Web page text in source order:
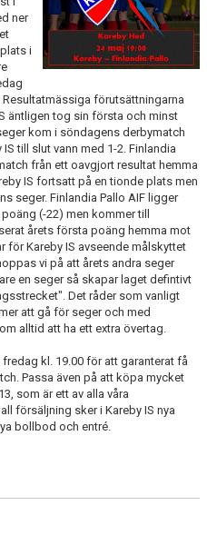
ner
i
förutsättningarna
äntligen tog sin första och minst
kom i söndagens derbymatch
till slut vann med 1-2. Finlandia
från ett oavgjort resultat hemma
IS fortsatt på en tionde plats men
seger. Finlandia Pallo AIF ligger
(-22) men kommer till
årets första poäng hemma mot
för Kareby IS avseende målskyttet
vi på att årets andra seger
en seger så skapar laget defintivt
Det råder som vanligt
att gå för seger och med
alltid att ha ett extra övertag.
kl. 19.00 för att garanterat få
Passa även på att köpa mycket
som är ett av alla våra
försäljning sker i Kareby IS nya
bollbod och entré.